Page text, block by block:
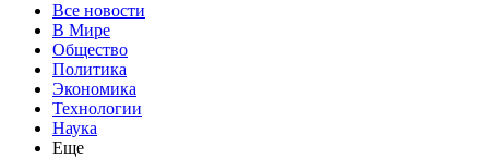
Все новости
В Мире
Общество
Политика
Экономика
Технологии
Наука
Еще